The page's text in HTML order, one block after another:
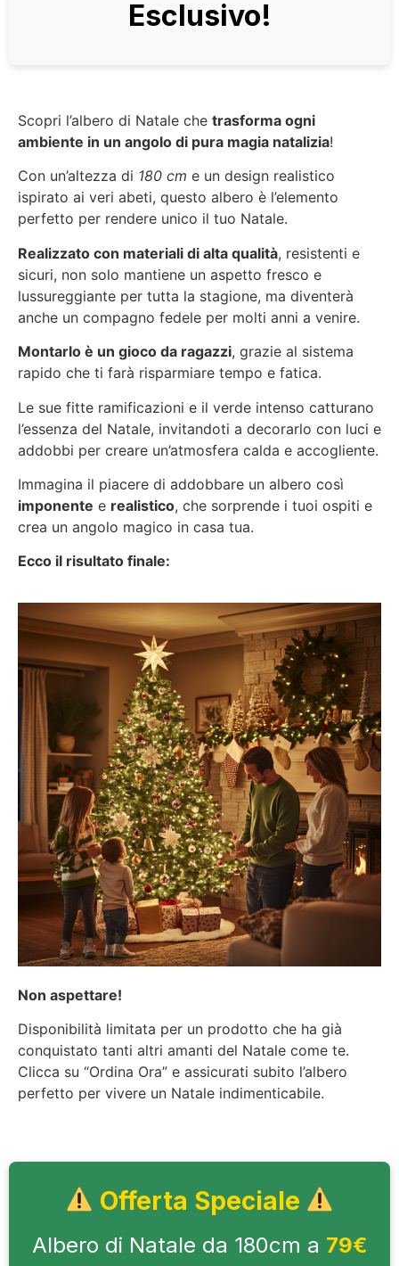
Esclusivo!
Scopri l’albero di Natale che trasforma ogni
ambiente in un angolo di pura magia natalizia!
Con un’altezza di 180 cm e un design realistico
ispirato ai veri abeti, questo albero è l’elemento
perfetto per rendere unico il tuo Natale.
Realizzato con materiali di alta qualità, resistenti e
sicuri, non solo mantiene un aspetto fresco e
lussureggiante per tutta la stagione, ma diventerà
anche un compagno fedele per molti anni a venire.
Montarlo è un gioco da ragazzi, grazie al sistema
rapido che ti farà risparmiare tempo e fatica.
Le sue fitte ramificazioni e il verde intenso catturano
l’essenza del Natale, invitandoti a decorarlo con luci e
addobbi per creare un’atmosfera calda e accogliente.
Immagina il piacere di addobbare un albero così
imponente e realistico, che sorprende i tuoi ospiti e
crea un angolo magico in casa tua.
Ecco il risultato finale:
Non aspettare!
Disponibilità limitata per un prodotto che ha già
conquistato tanti altri amanti del Natale come te.
Clicca su “Ordina Ora” e assicurati subito l’albero
perfetto per vivere un Natale indimenticabile.
Offerta Speciale
Albero di Natale da 180cm a 79€